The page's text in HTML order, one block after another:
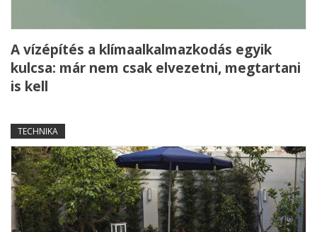
A vízépítés a klímaalkalmazkodás egyik
kulcsa: már nem csak elvezetni, megtartani
is kell
TECHNIKA